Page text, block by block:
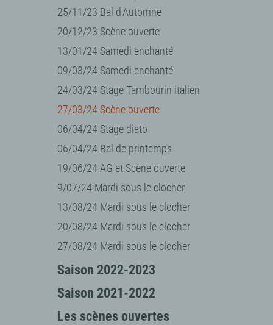
25/11/23 Bal d'Automne
20/12/23 Scène ouverte
13/01/24 Samedi enchanté
09/03/24 Samedi enchanté
24/03/24 Stage Tambourin italien
27/03/24 Scène ouverte
06/04/24 Stage diato
06/04/24 Bal de printemps
19/06/24 AG et Scène ouverte
9/07/24 Mardi sous le clocher
13/08/24 Mardi sous le clocher
20/08/24 Mardi sous le clocher
27/08/24 Mardi sous le clocher
Saison 2022-2023
Saison 2021-2022
Les scènes ouvertes